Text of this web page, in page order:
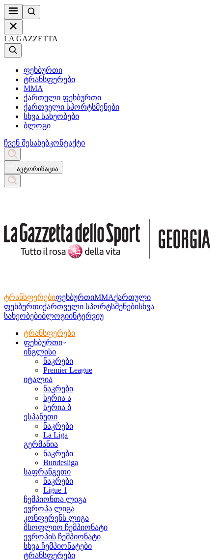
LA GAZZETTA
ფეხბურთი
ტრანსფერები
MMA
ქართული ფეხბურთი
ქართველი სპორტსმენები
სხვა სახეობები
ბლოგი
ჩვენ შესახებკონტაქტი
ავტორიზაცია
ტრანსფერებიფეხბურთიMMAქართული
ფეხბურთიქართველი სპორტსმენებისხვა
სახეობებიბლოგიინტერვიუ
ტრანსფერები
ფეხბურთი
ინგლისი
ნაკრები
Premier League
იტალია
ნაკრები
სერია ა
სერია ბ
ესპანეთი
ნაკრები
La Liga
გერმანია
ნაკრები
Bundesliga
საფრანგეთი
ნაკრები
Ligue 1
ჩემპიონთა ლიგა
ევროპა ლიგა
კონფერენს ლიგა
მსოფლიო ჩემპიონატი
ევროპის ჩემპიონატი
სხვა ჩემპიონატები
ტრანსფერები